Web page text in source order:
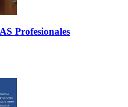
Profesionales